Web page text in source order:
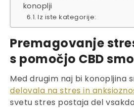
konoplji
Iz iste kategorije:
Premagovanje
s pomočjo CBD
Med drugim naj bi konopljina
delovala na stres in
svetu stres postaja del